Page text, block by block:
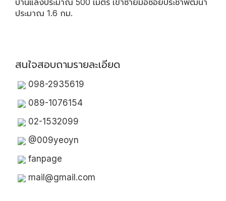
บ้านแลงประมาณ 500 เมตร เข้าซ้ายมือซอยประชาพัฒนา
ประมาณ 1.6 กม.
สนใจสอบถามรายละเอียด
098-2935619
089-1076154
02-1532099
@009yeoyn
fanpage
mail@gmail.com